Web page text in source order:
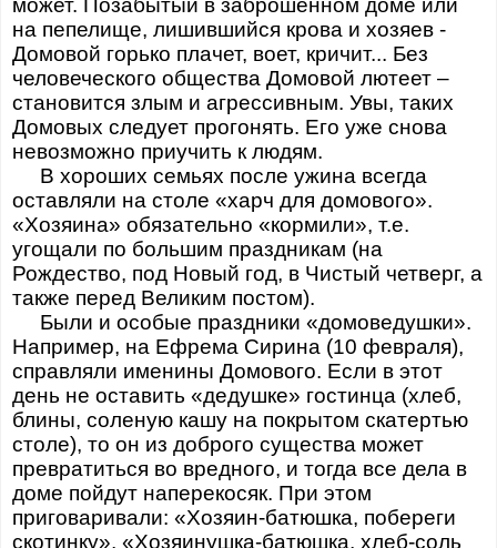
может. Позабытый в заброшенном доме или
на пепелище, лишившийся крова и хозяев -
Домовой горько плачет, воет, кричит... Без
человеческого общества Домовой лютеет –
становится злым и агрессивным. Увы, таких
Домовых следует прогонять. Его уже снова
невозможно приучить к людям.
В хороших семьях после ужина всегда
оставляли на столе «харч для домового».
«Хозяина» обязательно «кормили», т.е.
угощали по большим праздникам (на
Рождество, под Новый год, в Чистый четверг, а
также перед Великим постом).
Были и особые праздники «домоведушки».
Например, на Ефрема Сирина (10 февраля),
справляли именины Домового. Если в этот
день не оставить «дедушке» гостинца (хлеб,
блины, соленую кашу на покрытом скатертью
столе), то он из доброго существа может
превратиться во вредного, и тогда все дела в
доме пойдут наперекосяк. При этом
приговаривали: «Хозяин-батюшка, побереги
скотинку», «Хозяинушка-батюшка, хлеб-соль